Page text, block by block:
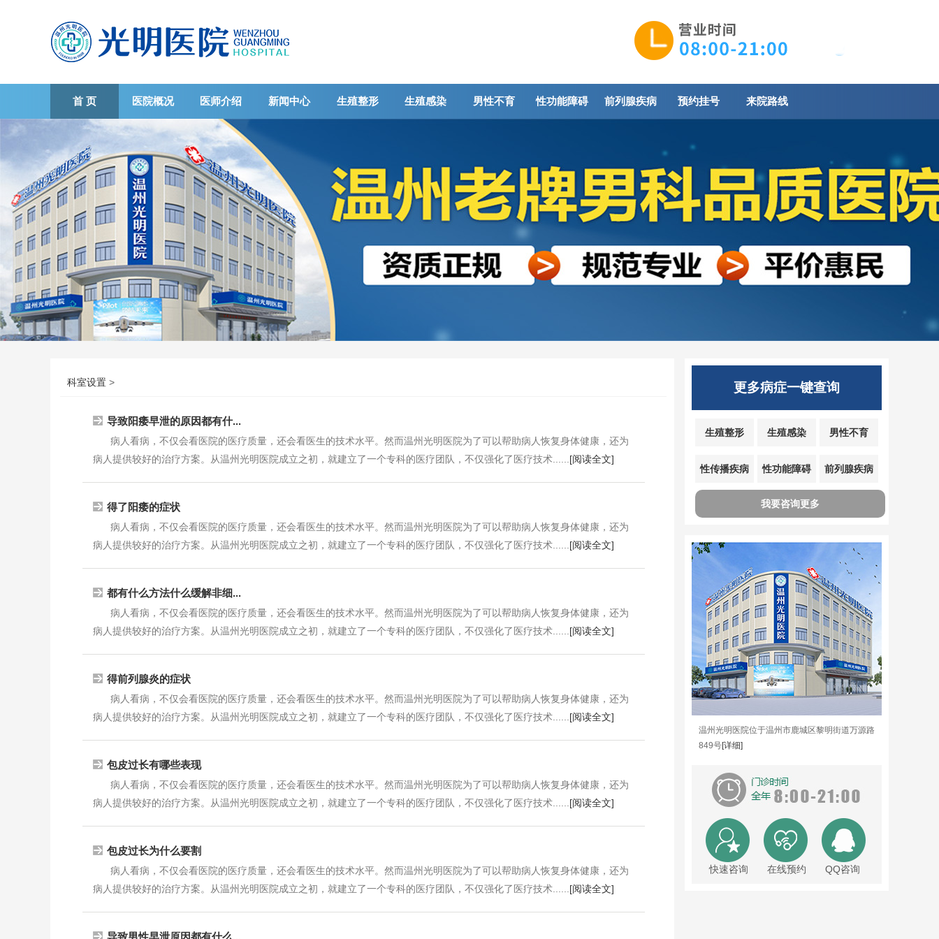
首 页 医院概况 医师介绍 新闻中心 生殖整形 生殖感染 男性不育 性功能障碍 前列腺疾病 预约挂号 来院路线
科室设置 >
导致阳痿早泄的原因都有什...
病人看病，不仅会看医院的医疗质量，还会看医生的技术水平。然而温州光明医院为了可以帮助病人恢复身体健康，还为
病人提供较好的治疗方案。从温州光明医院成立之初，就建立了一个专科的医疗团队，不仅强化了医疗技术...... [阅读全文]
得了阳痿的症状
病人看病，不仅会看医院的医疗质量，还会看医生的技术水平。然而温州光明医院为了可以帮助病人恢复身体健康，还为
病人提供较好的治疗方案。从温州光明医院成立之初，就建立了一个专科的医疗团队，不仅强化了医疗技术...... [阅读全文]
都有什么方法什么缓解非细...
病人看病，不仅会看医院的医疗质量，还会看医生的技术水平。然而温州光明医院为了可以帮助病人恢复身体健康，还为
病人提供较好的治疗方案。从温州光明医院成立之初，就建立了一个专科的医疗团队，不仅强化了医疗技术...... [阅读全文]
得前列腺炎的症状
病人看病，不仅会看医院的医疗质量，还会看医生的技术水平。然而温州光明医院为了可以帮助病人恢复身体健康，还为
病人提供较好的治疗方案。从温州光明医院成立之初，就建立了一个专科的医疗团队，不仅强化了医疗技术...... [阅读全文]
包皮过长有哪些表现
病人看病，不仅会看医院的医疗质量，还会看医生的技术水平。然而温州光明医院为了可以帮助病人恢复身体健康，还为
病人提供较好的治疗方案。从温州光明医院成立之初，就建立了一个专科的医疗团队，不仅强化了医疗技术...... [阅读全文]
包皮过长为什么要割
病人看病，不仅会看医院的医疗质量，还会看医生的技术水平。然而温州光明医院为了可以帮助病人恢复身体健康，还为
病人提供较好的治疗方案。从温州光明医院成立之初，就建立了一个专科的医疗团队，不仅强化了医疗技术...... [阅读全文]
导致男性早泄原因都有什么...
更多病症一键查询
生殖整形 生殖感染 男性不育
性传播疾病 性功能障碍 前列腺疾病
我要咨询更多
温州光明医院位于温州市鹿城区黎明街道万源路
849号[详细]
快速咨询 在线预约 QQ咨询